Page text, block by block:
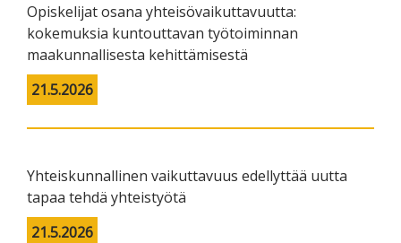
Opiskelijat osana yhteisövaikuttavuutta:
kokemuksia kuntouttavan työtoiminnan
maakunnallisesta kehittämisestä
21.5.2026
Yhteiskunnallinen vaikuttavuus edellyttää uutta
tapaa tehdä yhteistyötä
21.5.2026